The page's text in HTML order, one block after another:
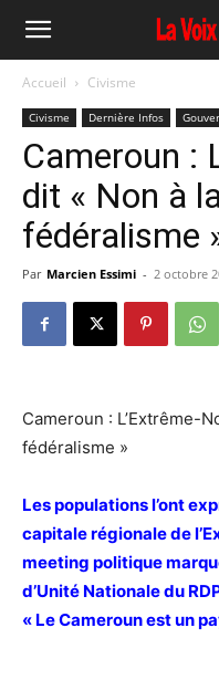
Accueil Civisme
Civisme Dernière Infos
Cameroun :
dit « Non à
fédéralisme
Par Marcien Essimi - 2 octobre
Cameroun : L’Extrême-
fédéralisme »
Les populations l’ont
capitale régionale de
meeting politique
d’Unité Nationale du
« Le Cameroun est un